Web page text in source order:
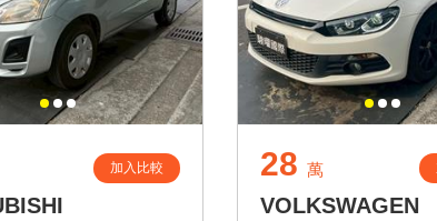
加入比較 28 萬
VOLKSWAGEN